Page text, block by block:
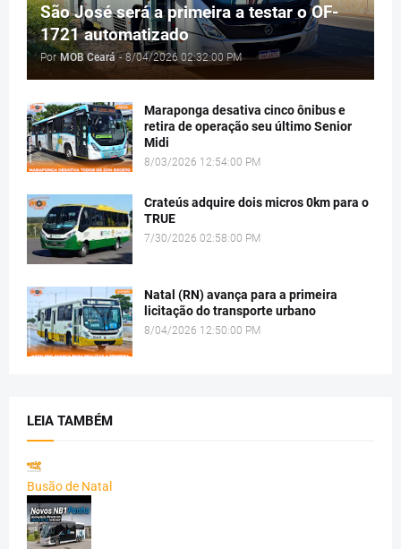
São José será a primeira a testar o OF-
1721 automatizado
Por MOB Ceará - 8/04/2026 02:32:00 PM
Maraponga desativa cinco ônibus e
retira de operação seu último Senior
Midi
8/03/2026 12:54:00 PM
Crateús adquire dois micros 0km para o
TRUE
7/30/2026 02:58:00 PM
Natal (RN) avança para a primeira
licitação do transporte urbano
8/04/2026 12:50:00 PM
LEIA TAMBÉM
Busão de Natal